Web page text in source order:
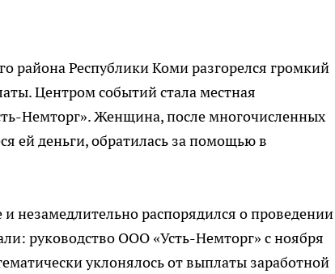
района Республики Коми разгорелся громкий
Центром событий стала местная
Немторг». Женщина, после многочисленных
ей деньги, обратилась за помощью в
незамедлительно распорядился о проведении
руководство ООО «Усть-Немторг» с ноября
уклонялось от выплаты заработной